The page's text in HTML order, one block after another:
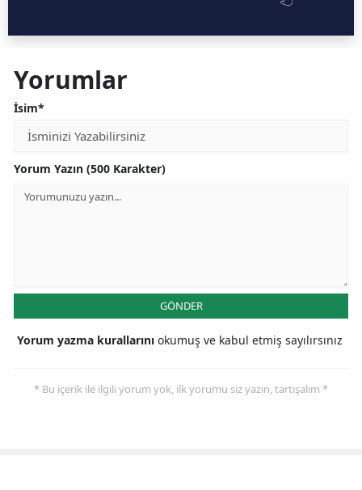
Yorumlar
İsim*
Yorum Yazın (500 Karakter)
GÖNDER
Yorum yazma kurallarını okumuş ve kabul etmiş sayılırsınız
* Bu içerik ile ilgili yorum yok, ilk yorumu siz yazın, tartışalım *